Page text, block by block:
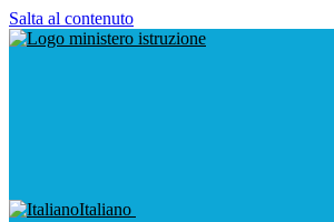
Salta al contenuto
Italiano